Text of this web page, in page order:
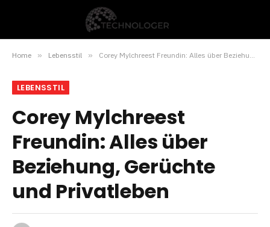
Home » Lebensstil » Corey Mylchreest Freundin: Alles über Beziehung, Gerüchte und Privatleben
LEBENSSTIL
Corey Mylchreest
Freundin: Alles über
Beziehung, Gerüchte
und Privatleben